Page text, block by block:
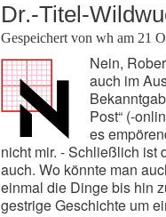
Dr.-Titel-
Gespeichert von wh am 21
Nein,
auch im
Post“ (-
es
nicht mir. - Schließlich ist
auch. Wo könnte man
einmal die Dinge bis hin
gestrige Geschichte um